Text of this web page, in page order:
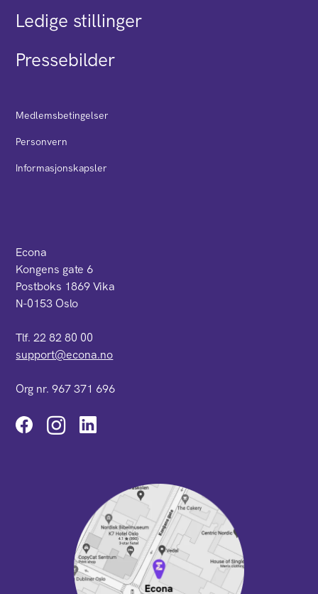
Ledige stillinger
Pressebilder
Medlemsbetingelser
Personvern
Informasjonskapsler
Econa
Kongens gate 6
Postboks 1869 Vika
N-0153 Oslo
Tlf. 22 82 80 00
support@econa.no
Org nr. 967 371 696
Instagram